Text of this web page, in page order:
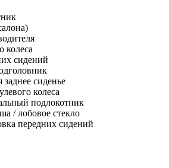
колеса
сидений
сиденье
колеса
подлокотник
/ лобовое стекло
передних сидений